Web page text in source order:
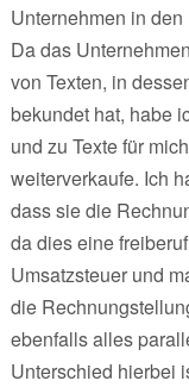
Unternehmen in den
Da das
von Texten, in
bekundet hat, habe
und zu Texte für
weiterverkaufe. Ich
dass sie die
da dies eine
Umsatzsteuer und
die
ebenfalls alles
Unterschied hierbei